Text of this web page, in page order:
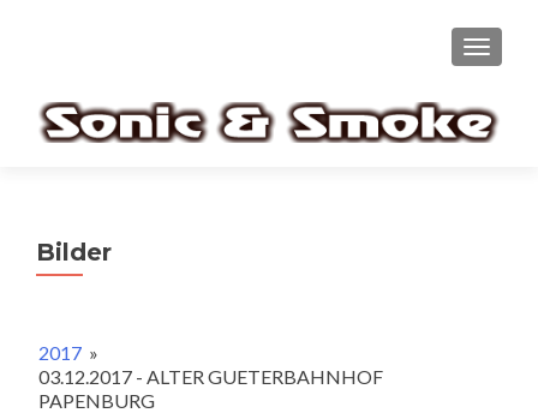
Bilder
2017 »
03.12.2017 - ALTER GUETERBAHNHOF
PAPENBURG